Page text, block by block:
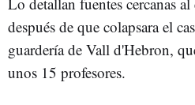
después de que colapsara el
guardería de Vall d'Hebron,
unos 15 profesores.